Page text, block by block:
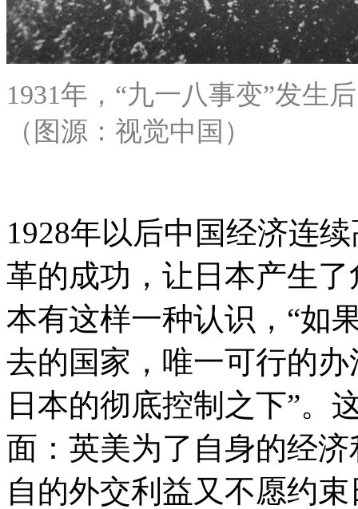
1931年，“九一八事变”发生
（图源：视觉中国）
1928年以后中国经济连
革的成功，让日本产生
本有这样一种认识，“如
去的国家，唯一可行的
日本的彻底控制之下”。
面：英美为了自身的经
自的外交利益又不愿约